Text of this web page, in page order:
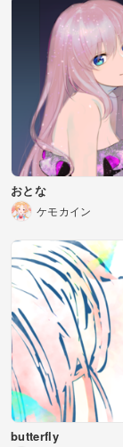
おとな
ケモカイン
butterfly